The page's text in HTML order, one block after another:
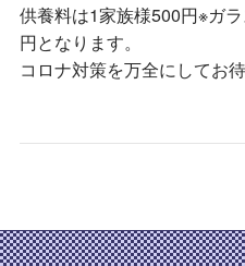
供養料は1家族様500円※ガ
円となります。
コロナ対策を万全にしてお